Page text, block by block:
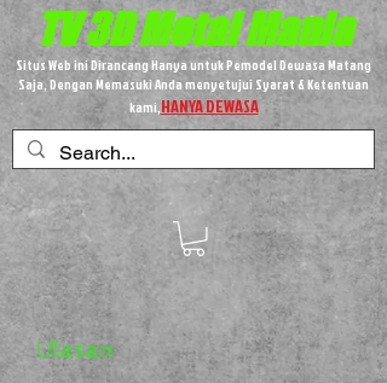
TV 3DMetalMania
Situs Web ini Dirancang Hanya untuk Pemodel Dewasa Matang
Saja, Dengan Memasuki Anda menyetujui Syarat & Ketentuan
kami,HANYA DEWASA
Ulasan